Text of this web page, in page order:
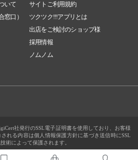
いて
サイトご利用規約
窓口）
ツクツク!!!アプリとは
出店をご検討のショップ様
採用情報
ノムノム
社発行のSSL電子証明書を使用しており、お客様
れる内容は個人情報保護方針に基づき送信時にSSL
術によって保護されます。